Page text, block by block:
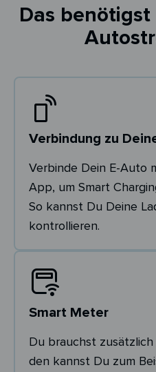
Das
Verbindung zu
Verbinde Dein E-Auto
App, um Smart
So kannst Du Deine
kontrollieren.
Smart Meter
Du brauchst
den kannst Du zum